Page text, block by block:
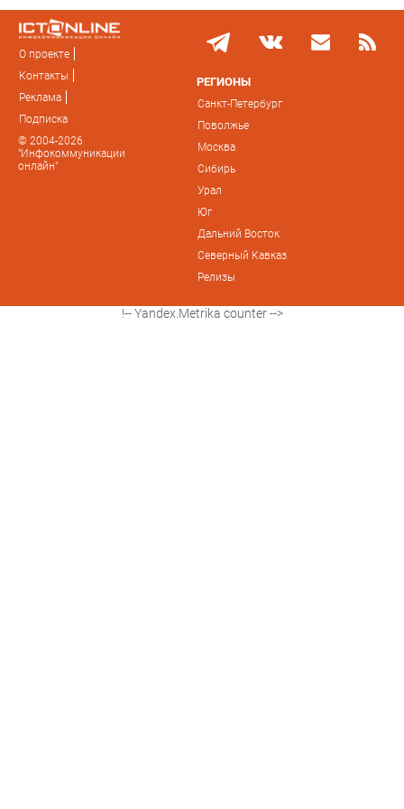
О проекте
Контакты
Реклама
Подписка
© 2004-2026
"Инфокоммуникации
онлайн"
РЕГИОНЫ
Санкт-Петербург
Поволжье
Москва
Сибирь
Урал
Юг
Дальний Восток
Северный Кавказ
Релизы
!-- Yandex.Metrika counter -->